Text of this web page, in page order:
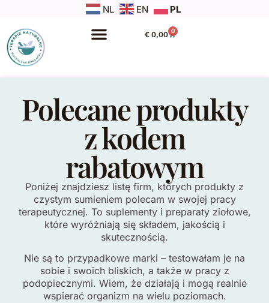
NL EN PL
€ 0,00 0
Polecane produkty
z kodem
rabatowym
Poniżej znajdziesz listę firm, których produkty z
czystym sumieniem polecam w swojej pracy
terapeutycznej. To suplementy i preparaty ziołowe,
które wyróżniają się składem, jakością i
skutecznością.
Nie są to przypadkowe marki – testowałam je na
sobie i swoich bliskich, a także w pracy z
podopiecznymi. Wiem, że działają i mogą realnie
wspierać organizm na wielu poziomach.